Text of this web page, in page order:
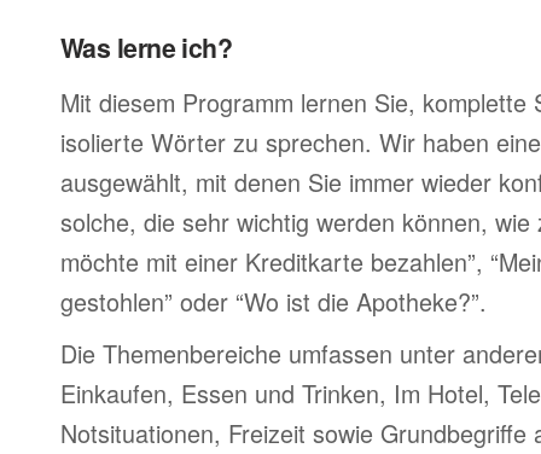
Was lerne ich?
Mit diesem Programm lernen Sie, komplette
isolierte Wörter zu sprechen. Wir haben
ausgewählt, mit denen Sie immer wieder
solche, die sehr wichtig werden können, wie
möchte mit einer Kreditkarte bezahlen”,
gestohlen” oder “Wo ist die Apotheke?”.
Die Themenbereiche umfassen unter
Einkaufen, Essen und Trinken, Im Hotel,
Notsituationen, Freizeit sowie